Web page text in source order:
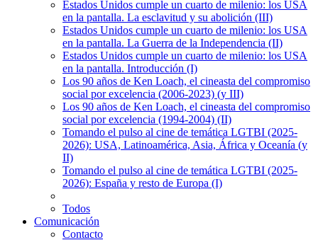
Estados Unidos cumple un cuarto de milenio: los USA
en la pantalla. La esclavitud y su abolición (III)
Estados Unidos cumple un cuarto de milenio: los USA
en la pantalla. La Guerra de la Independencia (II)
Estados Unidos cumple un cuarto de milenio: los USA
en la pantalla. Introducción (I)
Los 90 años de Ken Loach, el cineasta del compromiso
social por excelencia (2006-2023) (y III)
Los 90 años de Ken Loach, el cineasta del compromiso
social por excelencia (1994-2004) (II)
Tomando el pulso al cine de temática LGTBI (2025-
2026): USA, Latinoamérica, Asia, África y Oceanía (y
II)
Tomando el pulso al cine de temática LGTBI (2025-
2026): España y resto de Europa (I)
Todos
Comunicación
Contacto